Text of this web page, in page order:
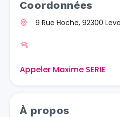
Coordonnées
9 Rue Hoche, 92300
Appeler Maxime SERIE
À propos